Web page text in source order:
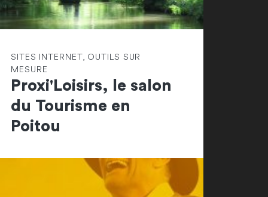
SITES INTERNET, OUTILS SUR
MESURE
Proxi'Loisirs, le salon
du Tourisme en
Poitou